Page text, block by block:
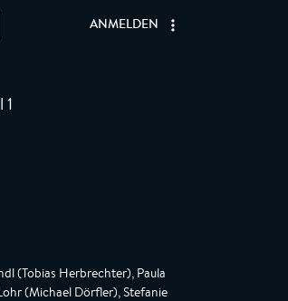
ANMELDEN
1
(Tobias Herbrechter), Paula
(Michael Dörfler), Stefanie